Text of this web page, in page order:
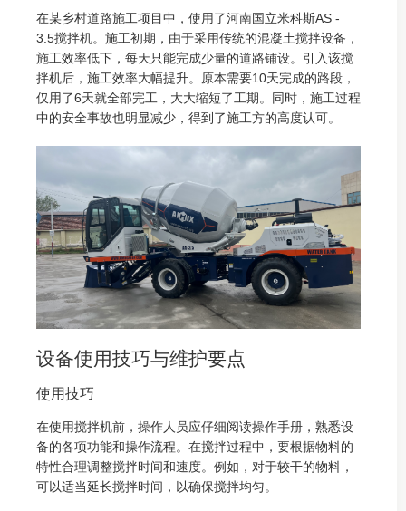
在某乡村道路施工项目中，使用了河南国立米科斯AS -
3.5搅拌机。施工初期，由于采用传统的混凝土搅拌设备，
施工效率低下，每天只能完成少量的道路铺设。引入该搅
拌机后，施工效率大幅提升。原本需要10天完成的路段，
仅用了6天就全部完工，大大缩短了工期。同时，施工过程
中的安全事故也明显减少，得到了施工方的高度认可。
设备使用技巧与维护要点
使用技巧
在使用搅拌机前，操作人员应仔细阅读操作手册，熟悉设
备的各项功能和操作流程。在搅拌过程中，要根据物料的
特性合理调整搅拌时间和速度。例如，对于较干的物料，
可以适当延长搅拌时间，以确保搅拌均匀。